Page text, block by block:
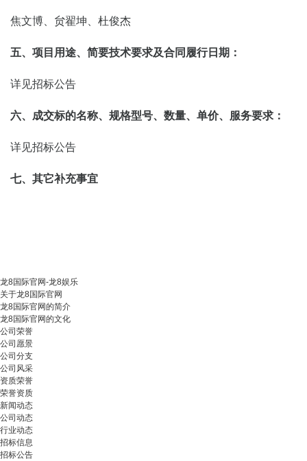
焦文博、贠翟坤、杜俊杰
五、项目用途、简要技术要求及合同履行日期：
详见招标公告
六、成交标的名称、规格型号、数量、单价、服务要求：
详见招标公告
七、其它补充事宜
龙8国际官网-龙8娱乐
关于龙8国际官网
龙8国际官网的简介
龙8国际官网的文化
公司荣誉
公司愿景
公司分支
公司风采
资质荣誉
荣誉资质
新闻动态
公司动态
行业动态
招标信息
招标公告